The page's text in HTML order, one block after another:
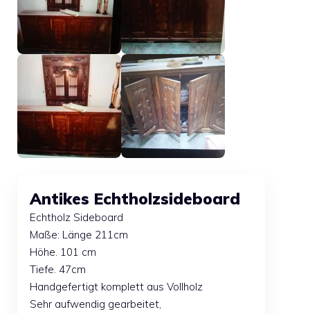
Antikes Echtholzsideboard
Echtholz Sideboard
Maße: Länge 211cm
Höhe. 101 cm
Tiefe. 47cm
Handgefertigt komplett aus Vollholz
Sehr aufwendig gearbeitet,